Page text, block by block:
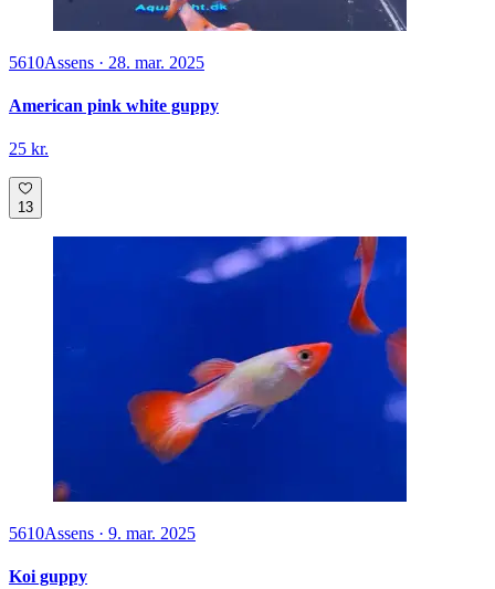
5610Assens · 28. mar. 2025
American pink white guppy
25 kr.
13
5610Assens · 9. mar. 2025
Koi guppy